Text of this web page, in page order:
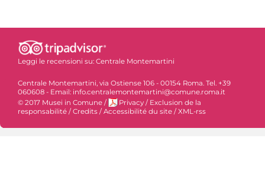
Leggi le recensioni su: Centrale Montemartini
Centrale Montemartini, via Ostiense 106 - 00154 Roma. Tel. +39
060608 - Email: info.centralemontemartini@comune.roma.it
© 2017 Musei in Comune / Privacy / Exclusion de la
responsabilité /Credits /Accessibilité du site /XML-rss